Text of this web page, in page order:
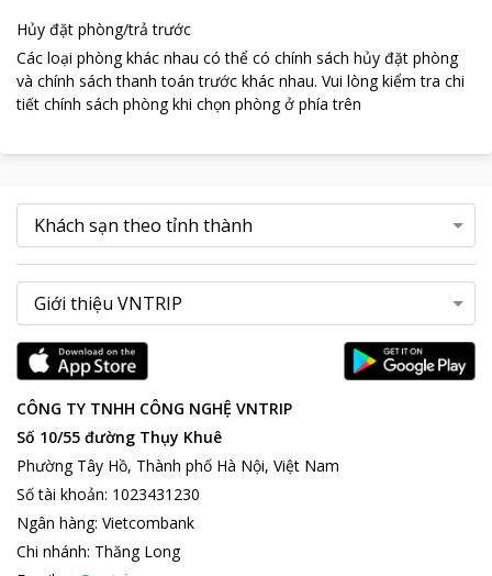
Hủy đặt phòng/trả trước
Các loại phòng khác nhau có thể có chính sách hủy đặt phòng
và chính sách thanh toán trước khác nhau. Vui lòng kiểm tra chi
tiết chính sách phòng khi chọn phòng ở phía trên
CÔNG TY TNHH CÔNG NGHỆ VNTRIP
Số 10/55 đường Thụy Khuê
Phường Tây Hồ, Thành phố Hà Nội, Việt Nam
Số tài khoản: 1023431230
Ngân hàng: Vietcombank
Chi nhánh: Thăng Long